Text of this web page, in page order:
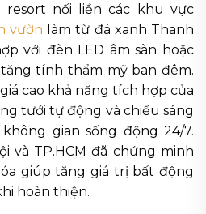
nối liền các khu vực
vườn làm từ đá xanh Thanh
với đèn LED âm sàn hoặc
tính thẩm mỹ ban đêm.
cao khả năng tích hợp của
tưới tự động và chiếu sáng
gian sống động 24/7.
và TP.HCM đã chứng minh
giúp tăng giá trị bất động
hoàn thiện.